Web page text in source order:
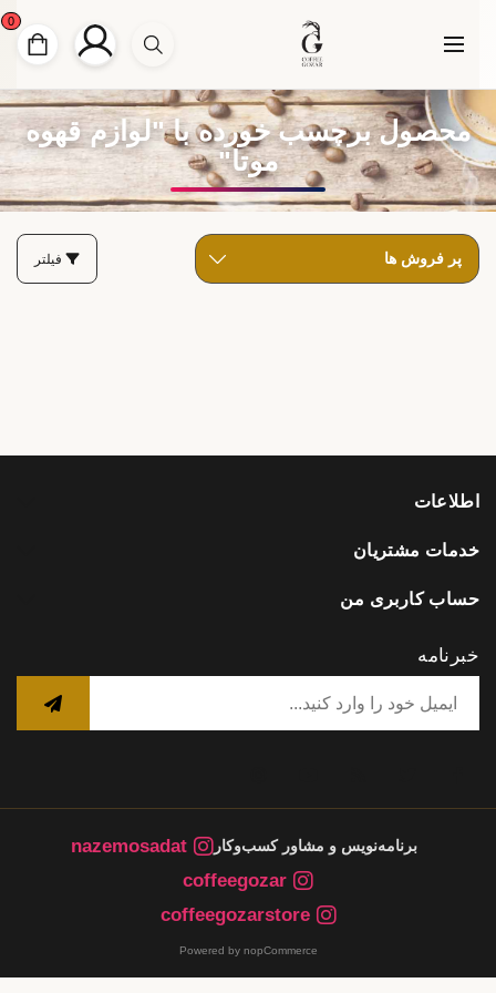
0
محصول برچسب خورده با "لوازم قهوه
موتا"
فیلتر
اطلاعات
خدمات مشتریان
حساب کاربری من
خبرنامه
برنامه‌نویس و مشاور کسب‌وکار
nazemosadat
coffeegozar
coffeegozarstore
Powered by nopCommerce